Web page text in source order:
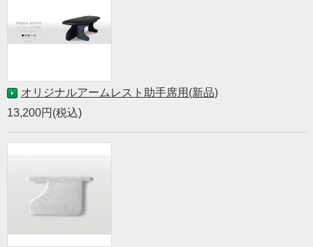
オリジナルアームレスト助手席用(新品)
13,200円(税込)